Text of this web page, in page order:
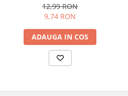
12,99 RON
9,74 RON
ADAUGA IN COS